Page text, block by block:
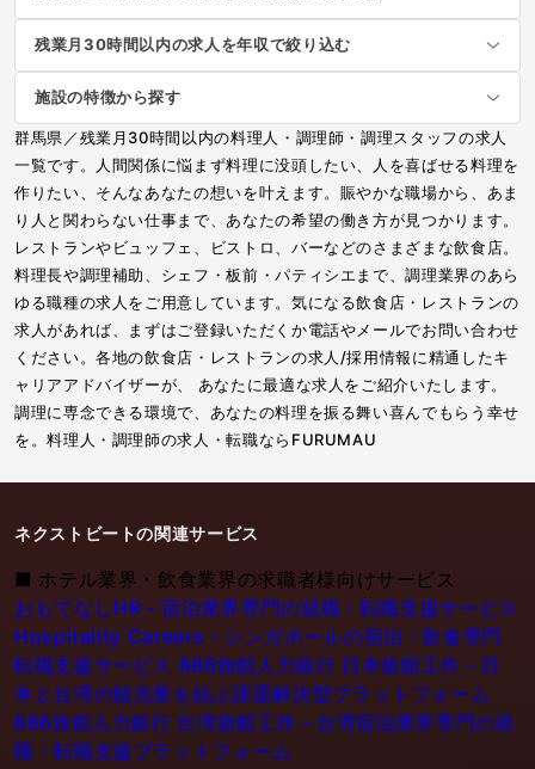
残業月30時間以内の求人を年収で絞り込む
施設の特徴から探す
群馬県／残業月30時間以内の料理人・調理師・調理スタッフの求人
一覧です。人間関係に悩まず料理に没頭したい、人を喜ばせる料理を
作りたい、そんなあなたの想いを叶えます。賑やかな職場から、あま
り人と関わらない仕事まで、あなたの希望の働き方が見つかります。
レストランやビュッフェ、ビストロ、バーなどのさまざまな飲食店。
料理長や調理補助、シェフ・板前・パティシエまで、調理業界のあら
ゆる職種の求人をご用意しています。気になる飲食店・レストランの
求人があれば、まずはご登録いただくか電話やメールでお問い合わせ
ください。各地の飲食店・レストランの求人/採用情報に精通したキ
ャリアアドバイザーが、 あなたに最適な求人をご紹介いたします。
調理に専念できる環境で、あなたの料理を振る舞い喜んでもらう幸せ
を。料理人・調理師の求人・転職ならFURUMAU
ネクストビートの関連サービス
■ ホテル業界・飲食業界の求職者様向けサービス
おもてなしHR - 宿泊業界専門の就職・転職支援サービス
Hospitality Careers - シンガポールの宿泊・飲食専門
転職支援サービス 886旅館人力銀行 日本旅館工作 - 日
本と台湾の観光業を結ぶ課題解決型プラットフォーム
886旅館人力銀行 台湾旅館工作 - 台湾宿泊業界専門の就
職・転職支援プラットフォーム